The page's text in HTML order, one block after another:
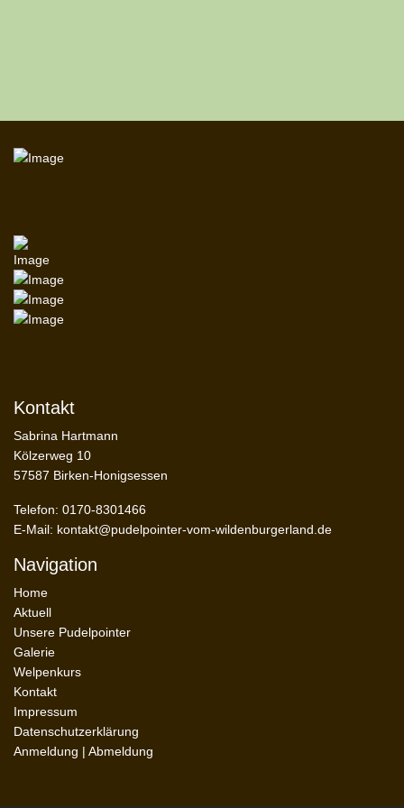
Kontakt
Sabrina Hartmann
Kölzerweg 10
57587 Birken-Honigsessen
Telefon: 0170-8301466
E-Mail: kontakt@pudelpointer-vom-wildenburgerland.de
Navigation
Home
Aktuell
Unsere Pudelpointer
Galerie
Welpenkurs
Kontakt
Impressum
Datenschutzerklärung
Anmeldung | Abmeldung